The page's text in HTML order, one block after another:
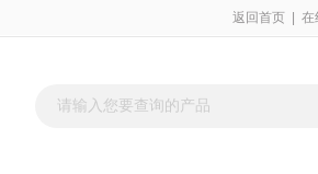
返回首页 在